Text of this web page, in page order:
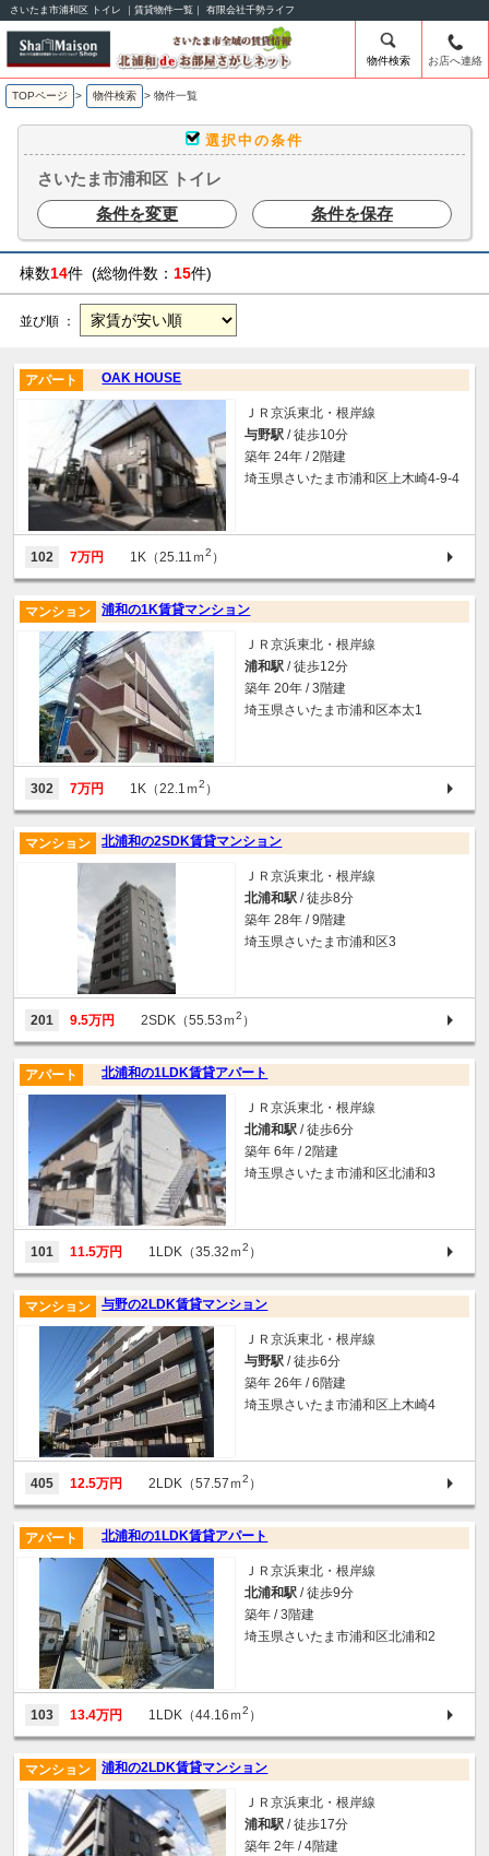
さいたま市浦和区 トイレ ｜賃貸物件一覧｜ 有限会社千勢ライフ
物件検索 お店へ連絡
TOPページ > 物件検索 > 物件一覧
選択中の条件
さいたま市浦和区 トイレ
条件を変更
条件を保存
棟数14件 (総物件数： 15件)
並び順 ：
OAK HOUSE
アパート
ＪＲ京浜東北・根岸線
与野駅 / 徒歩10分
築年 24年 / 2階建
埼玉県さいたま市浦和区上木崎4-9-4
102 7万円 1K（25.11ｍ2 ）
浦和の1K賃貸マンション
マンション
ＪＲ京浜東北・根岸線
浦和駅 / 徒歩12分
築年 20年 / 3階建
埼玉県さいたま市浦和区本太1
302 7万円 1K（22.1ｍ2 ）
北浦和の2SDK賃貸マンション
マンション
ＪＲ京浜東北・根岸線
北浦和駅 / 徒歩8分
築年 28年 / 9階建
埼玉県さいたま市浦和区3
201 9.5万円 2SDK（55.53ｍ2 ）
北浦和の1LDK賃貸アパート
アパート
ＪＲ京浜東北・根岸線
北浦和駅 / 徒歩6分
築年 6年 / 2階建
埼玉県さいたま市浦和区北浦和3
101 11.5万円 1LDK（35.32ｍ2 ）
与野の2LDK賃貸マンション
マンション
ＪＲ京浜東北・根岸線
与野駅 / 徒歩6分
築年 26年 / 6階建
埼玉県さいたま市浦和区上木崎4
405 12.5万円 2LDK（57.57ｍ2 ）
北浦和の1LDK賃貸アパート
アパート
ＪＲ京浜東北・根岸線
北浦和駅 / 徒歩9分
築年 / 3階建
埼玉県さいたま市浦和区北浦和2
103 13.4万円 1LDK（44.16ｍ2 ）
浦和の2LDK賃貸マンション
マンション
ＪＲ京浜東北・根岸線
浦和駅 / 徒歩17分
築年 2年 / 4階建